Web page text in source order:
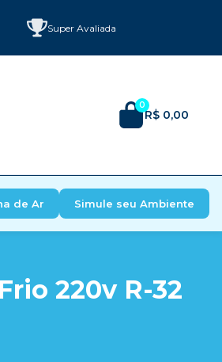
Super Avaliada
0
R$ 0,00
de Ar Simule seu Ambiente
220v R-32